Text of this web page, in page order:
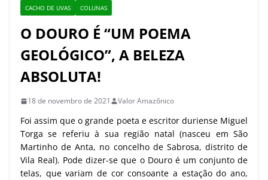
CACHO DE UVAS COLUNAS
O DOURO É “UM POEMA
GEOLÓGICO”, A BELEZA
ABSOLUTA!
18 de novembro de 2021 Valor Amazônico
Foi assim que o grande poeta e escritor duriense Miguel
Torga se referiu à sua região natal (nasceu em São
Martinho de Anta, no concelho de Sabrosa, distrito de
Vila Real). Pode dizer-se que o Douro é um conjunto de
telas, que variam de cor consoante a estação do ano,